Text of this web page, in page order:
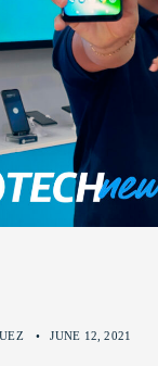
• JUNE 12, 2021